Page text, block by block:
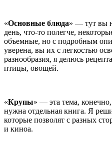
«Основные блюда» — тут вы
день, что-то полегче,
объемные, но с подробным
уверена, вы их с легкостью
разнообразия, я делюсь
птицы, овощей.
«Крупы» — эта тема,
нужна отдельная книга. Я
которые позволят с разных
и киноа.